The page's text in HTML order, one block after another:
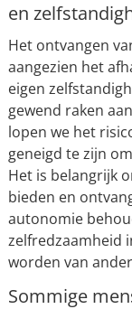
en
Het ontvangen
aangezien het
eigen
gewend raken
lopen we het
geneigd te zijn
Het is belangrijk
bieden en
autonomie
zelfredzaamheid
worden van
Sommige